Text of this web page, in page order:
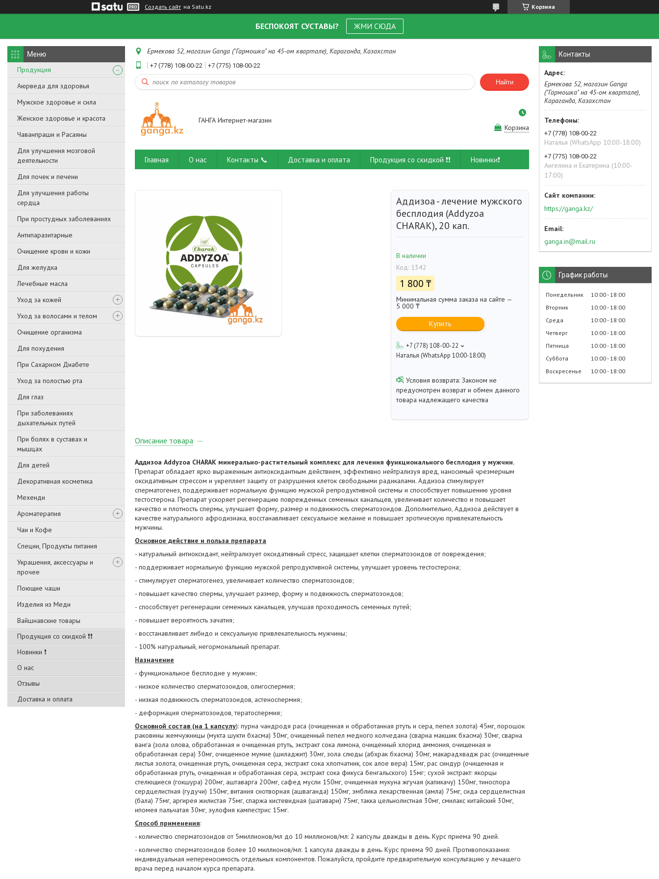
Создать сайт на Satu.kz Корзина
БЕСПОКОЯТ СУСТАВЫ? ЖМИ СЮДА
Продукция
Аюрведа для здоровья
Мужское здоровье и сила
Женское здоровье и красота
Чаванпраши и Расаяны
Для улучшения мозговой
деятельности
Для почек и печени
Для улучшения работы
сердца
При простудных заболеваниях
Антипаразитарные
Очищение крови и кожи
Для желудка
Лечебные масла
Уход за кожей
Уход за волосами и телом
Очищение организма
Для похудения
При Сахарном Диабете
Уход за полостью рта
Для глаз
При заболеваниях
дыхательных путей
При болях в суставах и
мышцах
Для детей
Декоративная косметика
Мехенди
Ароматерапия
Чаи и Кофе
Специи, Продукты питания
Украшения, аксессуары и
прочее
Поющие чаши
Изделия из Меди
Вайшнавские товары
Продукция со скидкой ❗❗
Новинки ❗
О нас
Отзывы
Доставка и оплата
Ермекова 52, магазин Ganga ("Гармошка" на 45-ом квартале), Караганда, Казахстан
+7 (778) 108-00-22 +7 (775) 108-00-22
Найти
ГАНГА Интернет-магазин
Корзина
Главная О нас Контакты 📞 Доставка и оплата Продукция со скидкой ❗❗ Новинки❗
Аддизоа - лечение мужского
бесплодия (Addyzoa
CHARAK), 20 кап.
В наличии
Код: 1342
1 800 ₸
Минимальная сумма заказа на сайте —
5 000 ₸
Купить
+7 (778) 108-00-22
Наталья (WhatsApp 10:00-18:00)
Законом не
предусмотрен возврат и обмен данного
товара надлежащего качества
Описание товара
Аддизоа Addyzoa CHARAK минерально-растительный комплекс для лечения функционального бесплодия у мужчин.
Препарат обладает ярко выраженным антиоксидантным действием, эффективно нейтрализуя вред, наносимый чрезмерным
оксидативным стрессом и укрепляет защиту от разрушения клеток свободными радикалами. Аддизоа стимулирует
сперматогенез, поддерживает нормальную функцию мужской репродуктивной системы и способствует повышению уровня
тестостерона. Препарат ускоряет регенерацию поврежденных семенных канальцев, увеличивает количество и повышает
качество и плотность спермы, улучшает форму, размер и подвижность сперматозоидов. Дополнительно, Аддизоа действует в
качестве натурального афродизиака, восстанавливает сексуальное желание и повышает эротическую привлекательность
мужчины.
Основное действие и польза препарата
- натуральный антиоксидант, нейтрализует оксидативный стресс, защищает клетки сперматозоидов от повреждения;
- поддерживает нормальную функцию мужской репродуктивной системы, улучшает уровень тестостерона;
- стимулирует сперматогенез, увеличивает количество сперматозоидов;
- повышает качество спермы, улучшает размер, форму и подвижность сперматозоидов;
- способствует регенерации семенных канальцев, улучшая проходимость семенных путей;
- повышает вероятность зачатия;
- восстанавливает либидо и сексуальную привлекательность мужчины;
- 100% натуральный, негормональный препарат.
Назначение
- функциональное бесплодие у мужчин;
- низкое количество сперматозоидов, олигоспермия;
- низкая подвижность сперматозоидов, астеноспермия;
- деформация сперматозоидов, тератоспермия;
Основной состав (на 1 капсулу): пурна чандродя раса (очищенная и обработанная ртуть и сера, пепел золота) 45мг, порошок
раковины жемчужницы (мукта шукти бхасма) 30мг, очищенный пепел медного колчедана (сварна макшик бхасма) 30мг, сварна
ванга (зола олова, обработанная и очищенная ртуть, экстракт сока лимона, очищенный хлорид аммония, очищенная и
обработанная сера) 30мг, очищенное мумие (шиладжит) 30мг, зола слюды (абхрак бхасма) 30мг, макарадхвадж рас (очищенные
листья золота, очищенная ртуть, очищенная сера, экстракт сока хлопчатник, сок алое вера) 15мг, рас синдур (очищенная и
обработанная ртуть, очищенная и обработанная сера, экстракт сока фикуса бенгальского) 15мг; сухой экстракт: якорцы
стелющиеся (гокшура) 200мг, аштаварга 200мг, сафед мусли 150мг, очищенная мукуна жгучая (капикачу) 150мг, тиноспора
сердцелистная (гудучи) 150мг, витания снотворная (ашваганда) 150мг, эмблика лекарственная (амла) 75мг, сида сердцелистная
(бала) 75мг, аргирея жилистая 75мг, спаржа кистевидная (шатавари) 75мг, такка цельнолистная 30мг, смилакс китайский 30мг,
ипомея пальчатая 30мг, эулофия кампестрис 15мг.
Способ применения:
- количество сперматозоидов от 5миллионов/мл до 10 миллионов/мл: 2 капсулы дважды в день. Курс приема 90 дней.
- количество сперматозоидов более 10 миллионов/мл: 1 капсула дважды в день. Курс приема 90 дней. Противопоказания:
индивидуальная непереносимость отдельных компонентов. Пожалуйста, пройдите предварительную консультацию у лечащего
врача перед началом курса препарата.
Контакты
Ермекова 52, магазин Ganga
("Гармошка" на 45-ом квартале),
Караганда, Казахстан
+7 (778) 108-00-22
Наталья (WhatsApp 10:00-18:00)
+7 (775) 108-00-22
Ангелина и Екатерина (10:00-
17:00)
https://ganga.kz/
ganga.in@mail.ru
График работы
Понедельник 10:00 18:00
Вторник
10:00 18:00
Среда
10:00 18:00
Четверг
10:00 18:00
Пятница
10:00 18:00
Суббота
10:00 18:00
Воскресенье
10:00 18:00